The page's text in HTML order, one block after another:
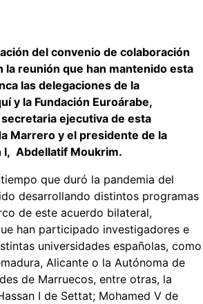
del convenio de colaboración
la reunión que han mantenido esta
las delegaciones de la
y la Fundación Euroárabe,
ejecutiva de esta
Marrero y el presidente de la
I, Abdellatif Moukrim.
que duró la pandemia del
desarrollando distintos programas
de este acuerdo bilateral,
han participado investigadores e
universidades españolas, como
Alicante o la Autónoma de
de Marruecos, entre otras, la
I de Settat; Mohamed V de